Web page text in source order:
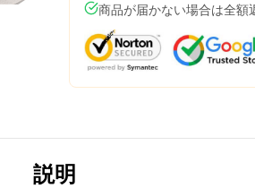
商品が届かない場合は全額
説明